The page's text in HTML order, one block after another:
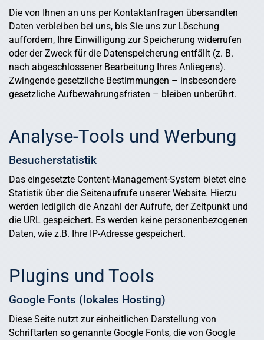
Die von Ihnen an uns per Kontaktanfragen übersandten
Daten verbleiben bei uns, bis Sie uns zur Löschung
auffordern, Ihre Einwilligung zur Speicherung widerrufen
oder der Zweck für die Datenspeicherung entfällt (z. B.
nach abgeschlossener Bearbeitung Ihres Anliegens).
Zwingende gesetzliche Bestimmungen – insbesondere
gesetzliche Aufbewahrungsfristen – bleiben unberührt.
Analyse-Tools und Werbung
Besucherstatistik
Das eingesetzte Content-Management-System bietet eine
Statistik über die Seitenaufrufe unserer Website. Hierzu
werden lediglich die Anzahl der Aufrufe, der Zeitpunkt und
die URL gespeichert. Es werden keine personenbezogenen
Daten, wie z.B. Ihre IP-Adresse gespeichert.
Plugins und Tools
Google Fonts (lokales Hosting)
Diese Seite nutzt zur einheitlichen Darstellung von
Schriftarten so genannte Google Fonts, die von Google